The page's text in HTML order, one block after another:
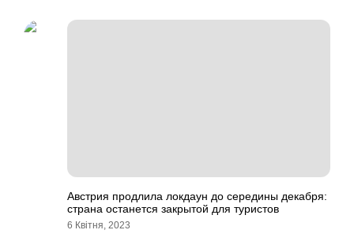
Австрия продлила локдаун до середины декабря:
страна останется закрытой для туристов
6 Квітня, 2023